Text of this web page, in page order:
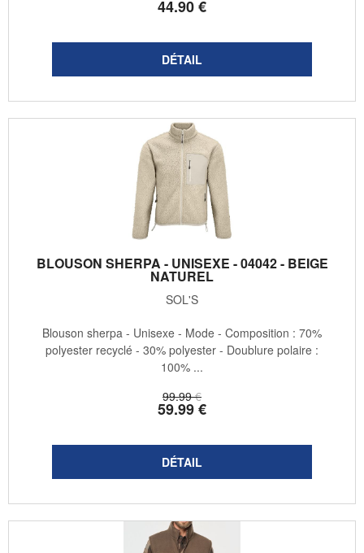
44.90€
BLOUSON SHERPA - UNISEXE - 04042 - BEIGE
NATUREL
SOL'S
99.99 €
59.99€
Blouson sherpa - Unisexe - Mode - Composition : 70%
polyester recyclé - 30% polyester - Doublure polaire :
100% ...